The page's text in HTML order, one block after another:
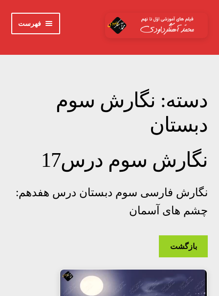
پرش
پرش
فهرست
خانه
دوم
سوم
چهارم
پنجم
ششم
هفتم
نهم
دسته: نگارش سوم
دبستان
نگارش سوم درس17
نگارش فارسی سوم دبستان درس هفدهم:
چشم های آسمان
بازگشت